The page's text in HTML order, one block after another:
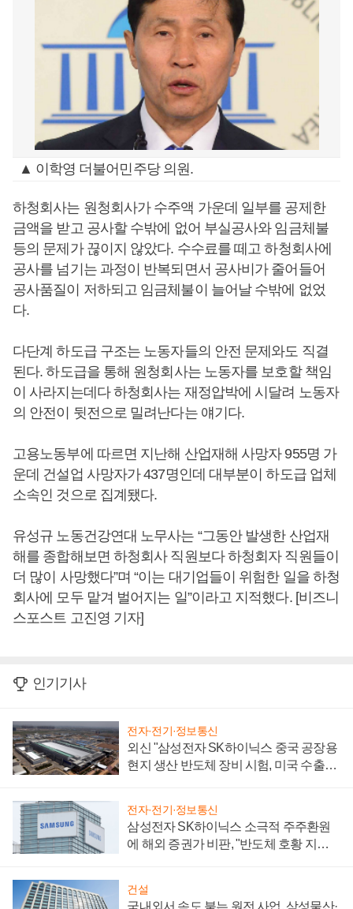
▲ 이학영 더불어민주당 의원.
하청회사는 원청회사가 수주액 가운데 일부를 공제한
금액을 받고 공사할 수밖에 없어 부실공사와 임금체불
등의 문제가 끊이지 않았다. 수수료를 떼고 하청회사에
공사를 넘기는 과정이 반복되면서 공사비가 줄어들어
공사품질이 저하되고 임금체불이 늘어날 수밖에 없었
다.
다단계 하도급 구조는 노동자들의 안전 문제와도 직결
된다. 하도급을 통해 원청회사는 노동자를 보호할 책임
이 사라지는데다 하청회사는 재정압박에 시달려 노동자
의 안전이 뒷전으로 밀려난다는 얘기다.
고용노동부에 따르면 지난해 산업재해 사망자 955명 가
운데 건설업 사망자가 437명인데 대부분이 하도급 업체
소속인 것으로 집계됐다.
유성규 노동건강연대 노무사는 “그동안 발생한 산업재
해를 종합해보면 하청회사 직원보다 하청회자 직원들이
더 많이 사망했다”며 “이는 대기업들이 위험한 일을 하청
회사에 모두 맡겨 벌어지는 일”이라고 지적했다. [비즈니
스포스트 고진영 기자]
인기기사
전자·전기·정보통신
외신 "삼성전자 SK하이닉스 중국 공장용
현지 생산 반도체 장비 시험, 미국 수출통
전자·전기·정보통신
삼성전자 SK하이닉스 소극적 주주환원
에 해외 증권가 비판, "반도체 호황 지속
건설